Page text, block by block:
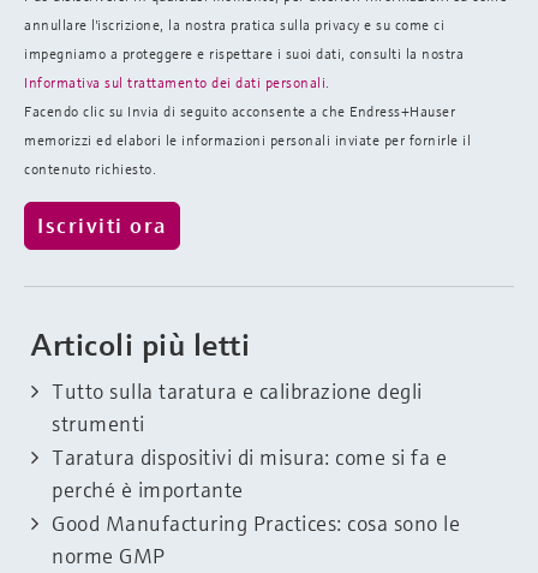
annullare l'iscrizione, la nostra pratica sulla privacy e su come ci
impegniamo a proteggere e rispettare i suoi dati, consulti la nostra
Informativa sul trattamento dei dati personali
Facendo clic su Invia di seguito acconsente a che Endress+Hauser
memorizzi ed elabori le informazioni personali inviate per fornirle il
contenuto richiesto.
Articoli più letti
Tutto sulla taratura e calibrazione degli
strumenti
Taratura dispositivi di misura: come si fa e
perché è importante
Good Manufacturing Practices: cosa sono le
norme GMP